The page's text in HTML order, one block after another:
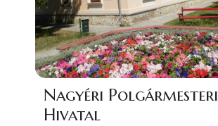
Nagyéri Polgármesteri
Hivatal